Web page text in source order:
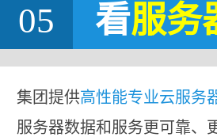
05 看服务
集团提供高性能专业云服务
服务器数据和服务更可靠、